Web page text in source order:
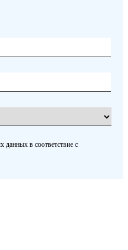
данных в соответствие с